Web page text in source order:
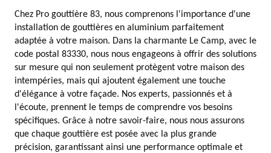
Chez Pro gouttière 83, nous comprenons l'importance d'une
installation de gouttières en aluminium parfaitement
adaptée à votre maison. Dans la charmante Le Camp, avec le
code postal 83330, nous nous engageons à offrir des solutions
sur mesure qui non seulement protègent votre maison des
intempéries, mais qui ajoutent également une touche
d'élégance à votre façade. Nos experts, passionnés et à
l'écoute, prennent le temps de comprendre vos besoins
spécifiques. Grâce à notre savoir-faire, nous nous assurons
que chaque gouttière est posée avec la plus grande
précision, garantissant ainsi une performance optimale et